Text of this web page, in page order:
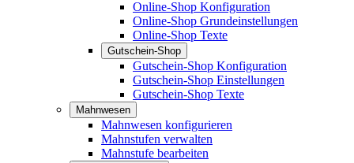
Online-Shop Konfiguration
Online-Shop Grundeinstellungen
Online-Shop Texte
Gutschein-Shop
Gutschein-Shop Konfiguration
Gutschein-Shop Einstellungen
Gutschein-Shop Texte
Mahnwesen
Mahnwesen konfigurieren
Mahnstufen verwalten
Mahnstufe bearbeiten